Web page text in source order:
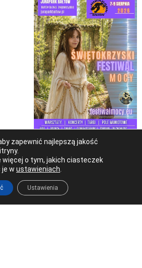
zapewnić najlepszą jakość
więcej o tym, jakich ciasteczek
je w ustawieniach
Ustawienia